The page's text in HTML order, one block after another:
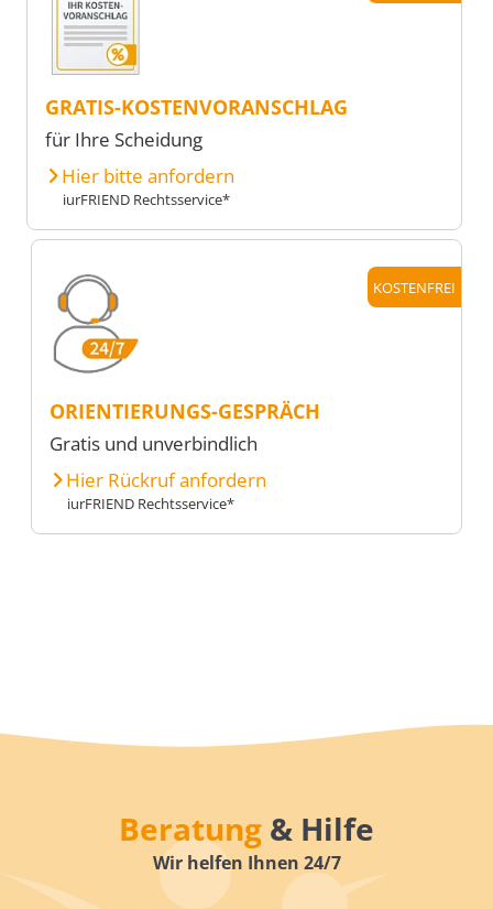
GRATIS-KOSTENVORANSCHLAG
für Ihre Scheidung
Hier bitte anfordern
iurFRIEND Rechtsservice*
KOSTENFREI
ORIENTIERUNGS-GESPRÄCH
Gratis und unverbindlich
Hier Rückruf anfordern
iurFRIEND Rechtsservice*
Beratung & Hilfe
Wir helfen Ihnen 24/7